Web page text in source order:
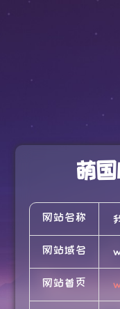
萌
网站名称
网站域名
网站首页